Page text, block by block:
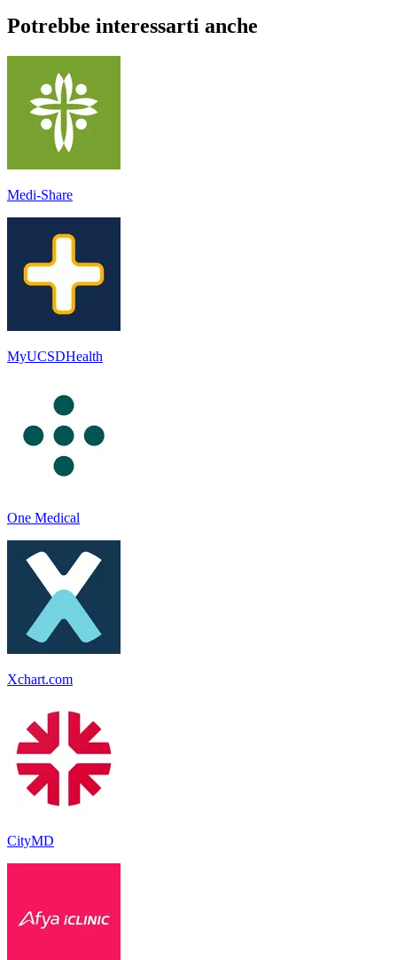
Potrebbe interessarti anche
Medi-Share
MyUCSDHealth
One Medical
Xchart.com
CityMD